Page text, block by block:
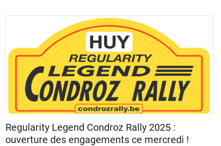
Regularity Legend Condroz Rally 2025 :
ouverture des engagements ce mercredi !